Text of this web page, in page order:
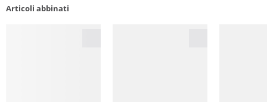
Articoli abbinati